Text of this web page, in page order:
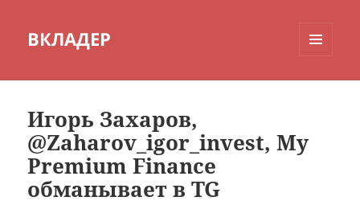
ВКЛАДЕР
Игорь Захаров,
@Zaharov_igor_invest, My
Premium Finance
обманывает в TG